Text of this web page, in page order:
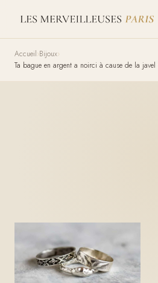
Accueil Bijoux
Ta bague en argent a noirci à cause de la